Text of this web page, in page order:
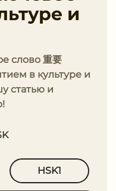
и
слово 重要
в культуре и
статью и
HSK1